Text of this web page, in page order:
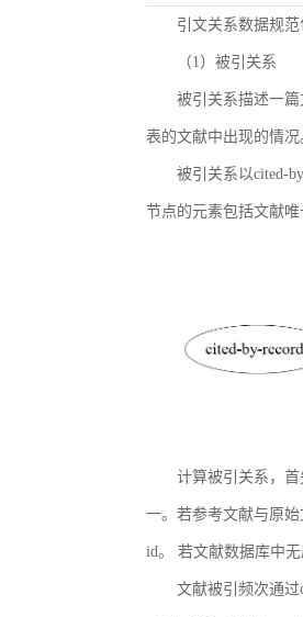
引文关系数据规
（1）被引关系
被引关系描述一
表的文献中出现的情况
被引关系以cited-
节点的元素包括文献
计算被引关系，
一。若参考文献与原
id。 若文献数据库中
文献被引频次通